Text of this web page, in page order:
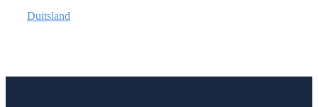
Duitsland